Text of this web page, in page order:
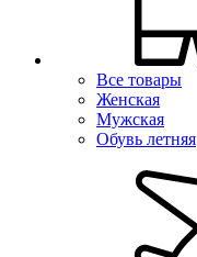
Все товары
Женская
Мужская
Обувь летняя